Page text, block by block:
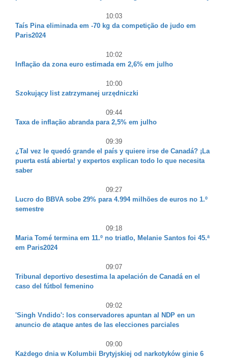
10:03
Taís Pina eliminada em -70 kg da competição de judo em
Paris2024
10:02
Inflação da zona euro estimada em 2,6% em julho
10:00
Szokujący list zatrzymanej urzędniczki
09:44
Taxa de inflação abranda para 2,5% em julho
09:39
¿Tal vez le quedó grande el país y quiere irse de Canadá? ¡La
puerta está abierta! y expertos explican todo lo que necesita
saber
09:27
Lucro do BBVA sobe 29% para 4.994 milhões de euros no 1.º
semestre
09:18
Maria Tomé termina em 11.º no triatlo, Melanie Santos foi 45.ª
em Paris2024
09:07
Tribunal deportivo desestima la apelación de Canadá en el
caso del fútbol femenino
09:02
'Singh Vndido': los conservadores apuntan al NDP en un
anuncio de ataque antes de las elecciones parciales
09:00
Każdego dnia w Kolumbii Brytyjskiej od narkotyków ginie 6